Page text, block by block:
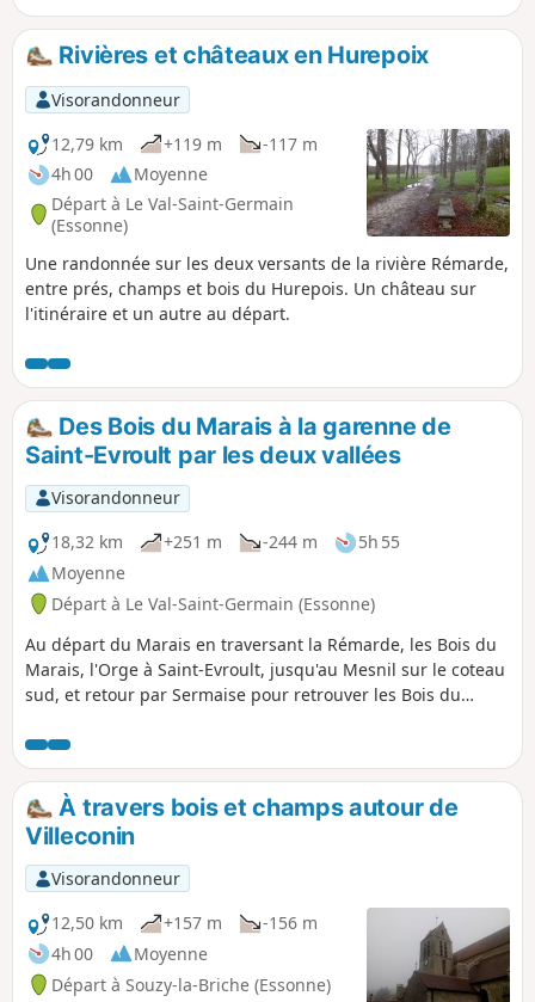
Rivières et châteaux en Hurepoix
Visorandonneur
12,79 km
+119 m
-117 m
4h 00
Moyenne
Départ à Le Val-Saint-Germain
(Essonne)
Une randonnée sur les deux versants de la rivière Rémarde,
entre prés, champs et bois du Hurepois. Un château sur
l'itinéraire et un autre au départ.
Des Bois du Marais à la garenne de
Saint-Evroult par les deux vallées
Visorandonneur
18,32 km
+251 m -244 m
5h 55
Moyenne
Départ à Le Val-Saint-Germain (Essonne)
Au départ du Marais en traversant la Rémarde, les Bois du
Marais, l'Orge à Saint-Evroult, jusqu'au Mesnil sur le coteau
sud, et retour par Sermaise pour retrouver les Bois du
plateau agricole.
À travers bois et champs autour de
Villeconin
Visorandonneur
12,50 km
+157 m
-156 m
4h 00
Moyenne
Départ à Souzy-la-Briche (Essonne)